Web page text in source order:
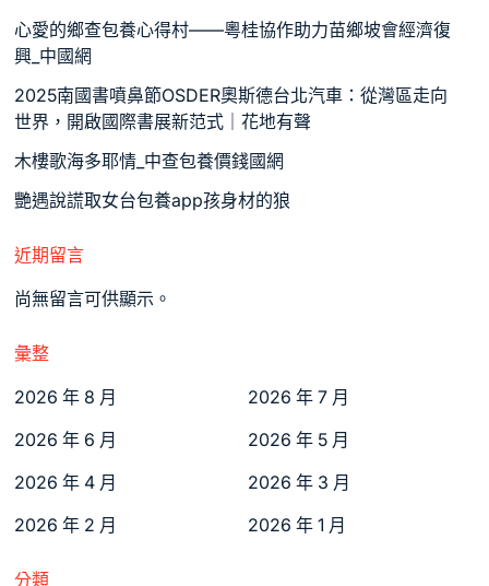
心愛的鄉查包養心得村——粵桂協作助力苗鄉坡會經濟復
興_中國網
2025南國書噴鼻節OSDER奧斯德台北汽車：從灣區走向
世界，開啟國際書展新范式｜花地有聲
木樓歌海多耶情_中查包養價錢國網
艷遇說謊取女台包養app孩身材的狼
近期留言
尚無留言可供顯示。
彙整
2026 年 8 月
2026 年 7 月
2026 年 6 月
2026 年 5 月
2026 年 4 月
2026 年 3 月
2026 年 2 月
2026 年 1 月
分類